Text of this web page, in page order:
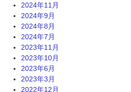
2024年11月
2024年9月
2024年8月
2024年7月
2023年11月
2023年10月
2023年6月
2023年3月
2022年12月